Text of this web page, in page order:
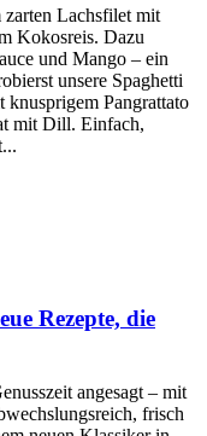
zarten Lachsfilet mit
Kokosreis. Dazu
und Mango – ein
unsere Spaghetti
knusprigem Pangrattato
mit Dill. Einfach,
Rezepte, die
angesagt – mit
frisch